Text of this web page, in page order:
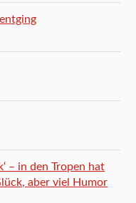
– in den Tropen hat
aber viel Humor